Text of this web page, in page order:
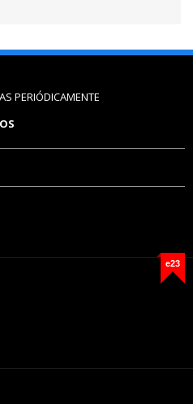
PERIÓDICAMENTE
e23